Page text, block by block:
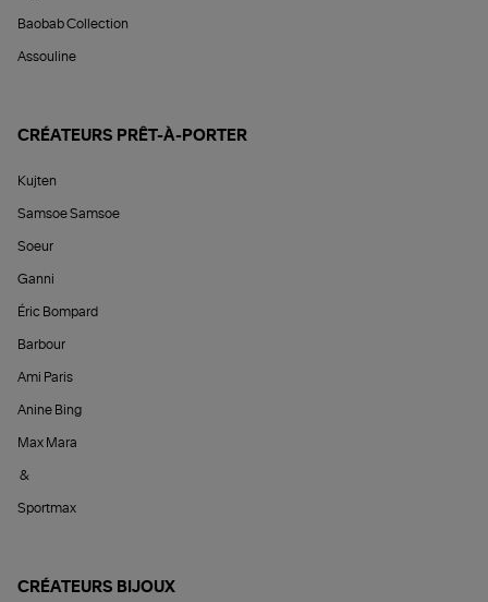
Baobab Collection
Assouline
CRÉATEURS PRÊT-À-PORTER
Kujten
Samsoe Samsoe
Soeur
Ganni
Éric Bompard
Barbour
Ami Paris
Anine Bing
Max Mara
&
Sportmax
CRÉATEURS BIJOUX